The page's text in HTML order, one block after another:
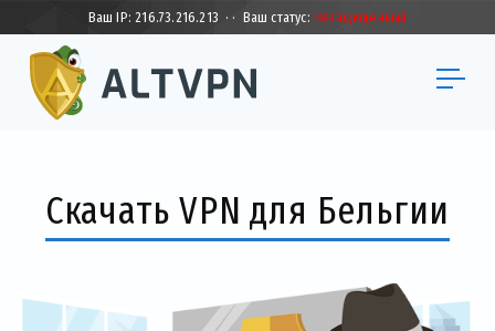
Ваш IP:216.73.216.213 · · Ваш статус:Незащищенный
Скачать VPN для Бельгии